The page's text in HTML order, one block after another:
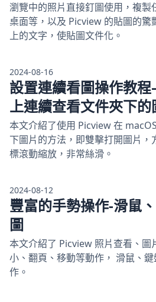
瀏覽中的照片直接釘圖使用，複製
桌面等，以及 Picview 的貼圖的
上的文字，使貼圖文件化。
2024-08-16
設置連續看圖操作教
上連續查看文件夾下的
本文介紹了使用 Picview 在
下圖片的方法，即雙擊打開圖片
標滾動縮放，非常絲滑。
2024-08-12
豐富的手勢操作-滑鼠
圖
本文介紹了 Picview 照片查看、圖
小、翻頁、移動等動作， 滑鼠、
作。